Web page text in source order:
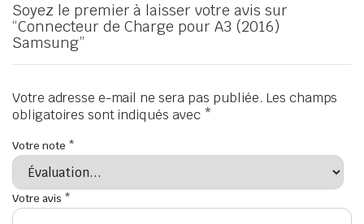
Soyez le premier à laisser votre avis sur
“Connecteur de Charge pour A3 (2016)
Samsung”
Votre adresse e-mail ne sera pas publiée. Les champs
obligatoires sont indiqués avec *
Votre note *
Votre avis *